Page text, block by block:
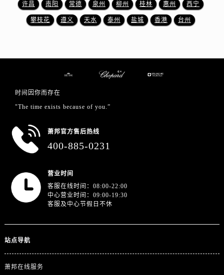
江苏省连云港市海州区通灌北路萧邦售后服务中心（需提前预约）
许昌 南阳 常德 泉州 柳州 桂林 惠州 西宁
攀枝花 遵义 天水 泰州 盐城 香港 台州
时间因你而存在
"The time exists because of you.”
萧邦官方售后热线
400-885-0231
营业时间
客服在线时间：08:00-22:00
中心营业时间：09:00-19:30
客服及中心节假日不休
站点导航
萧邦在线服务